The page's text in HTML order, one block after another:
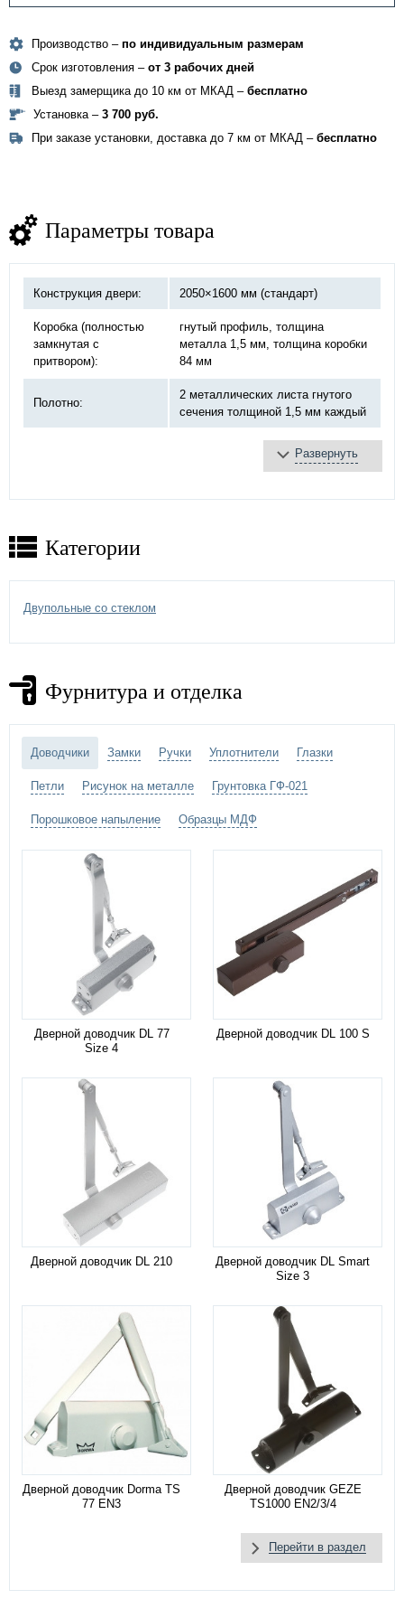
Производство – по индивидуальным размерам
Срок изготовления – от 3 рабочих дней
Выезд замерщика до 10 км от МКАД – бесплатно
Установка – 3 700 руб.
При заказе установки, доставка до 7 км от МКАД – бесплатно
Параметры товара
Конструкция двери: 2050×1600 мм (стандарт)
Коробка (полностью
замкнутая с
притвором):
гнутый профиль, толщина
металла 1,5 мм, толщина коробки
84 мм
Полотно:
2 металлических листа гнутого
сечения толщиной 1,5 мм каждый
базальтовая плита
терморасширяющаяся
Петли:
Дополнительно: стеклопакет
Развернуть
Категории
Двупольные со стеклом
Фурнитура и отделка
Доводчики Замки Ручки Уплотнители Глазки
Петли Рисунок на металле Грунтовка ГФ-021
Порошковое напыление Образцы МДФ
Дверной доводчик DL 77
Size 4
Дверной доводчик DL 100 S
Дверной доводчик DL 210
Дверной доводчик DL Smart
Size 3
Дверной доводчик Dorma TS
77 EN3
Дверной доводчик GEZE
TS1000 EN2/3/4
Перейти в раздел